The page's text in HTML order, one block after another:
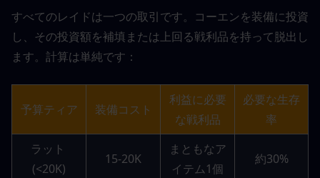
すべてのレイドは一つの取引です。コーエンを装備に投資
し、その投資額を補填または上回る戦利品を持って脱出し
ます。計算は単純です：
予算ティア 装備コスト
利益に必要
な戦利品
必要な生存
率
ラット
(<20K)
15-20K
まともなア
イテム1個
約30%